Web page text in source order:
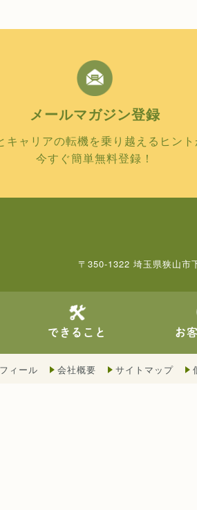
メールマガジン登録
キャリアの転機を乗り越えるヒン
今すぐ簡単無料登録！
〒350-1322 埼玉県狭山市
できること お
ィール 会社概要 サイトマップ